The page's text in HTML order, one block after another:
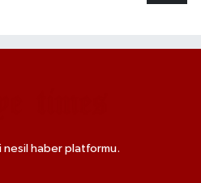
nesil haber platformu.